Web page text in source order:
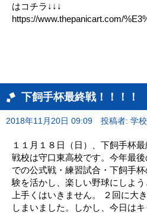
はコチラ↓↓↓
https://www.thepanicart.com/
下飼手杯最終戦！！！！
2018年11月20日 09:09 投稿者: 学
１１月１８日（日）、下飼手杯
戦校は守口東高校です。今年最
での公式戦・練習試合・下飼手
験を活かし、楽しい野球にしよ
上手くはいきません。 ２回に大
しまいました。しかし、今日は